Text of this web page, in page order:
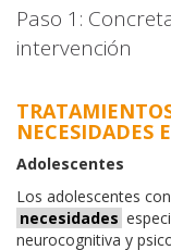
Paso 1:
intervención
NECESIDADES
Adolescentes
Los adolescentes
necesidades
neurocognitiva y